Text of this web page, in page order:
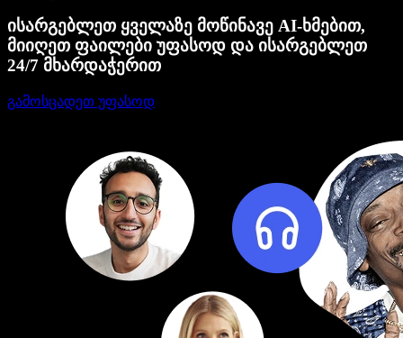
ისარგებლეთ ყველაზე მოწინავე AI-ხმებით,
მიიღეთ ფაილები უფასოდ და ისარგებლეთ
24/7 მხარდაჭერით
გამოსცადეთ უფასოდ